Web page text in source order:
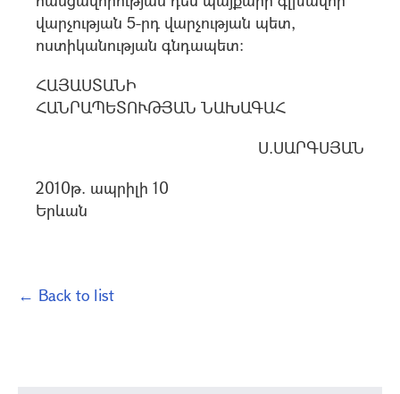
վարչության 5-րդ վարչության պետ,
ոստիկանության գնդապետ:
ՀԱՅԱՍՏԱՆԻ
ՀԱՆՐԱՊԵՏՈՒԹՅԱՆ ՆԱԽԱԳԱՀ
Ս.ՍԱՐԳՍՅԱՆ
2010թ. ապրիլի 10
Երևան
← Back to list